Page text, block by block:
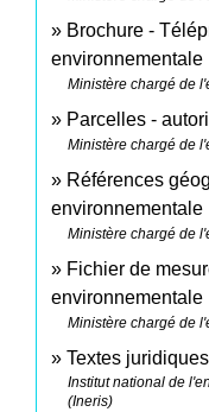
Brochure -
environnementale
Ministère chargé de
Parcelles -
Ministère chargé de
Références
environnementale
Ministère chargé de
Fichier de
environnementale
Ministère chargé de
Textes
Institut national de
(Ineris)